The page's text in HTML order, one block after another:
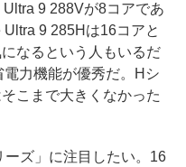
9 288Vが8コアであ
9 285Hは16コアと
なるという人もいるだ
力機能が優秀だ。Hシ
こまで大きくなかった
ズ」に注目したい。16